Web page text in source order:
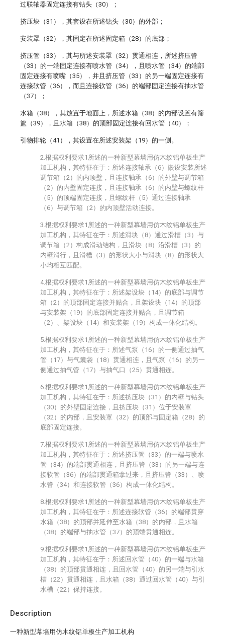
Description
一种新型幕墙用仿木纹铝单板生产加工机构
过联轴器固定连接有钻头（30）；
挤压块（31），其套设在所述钻头（30）的外部；
安装罩（32），其固定在所述固定箱（28）的底部；
挤压管（33），其与所述安装罩（32）贯通相连，所述挤压管
（33）的一端固定连接有喷水管（34），且喷水管（34）的端部
固定连接有喷嘴（35），并且挤压管（33）的另一端固定连接有
连接软管（36），而且连接软管（36）的端部固定连接有抽水管
（37）；
水箱（38），其放置于地面上，所述水箱（38）的内部设置有筛
篮（39），且水箱（38）的顶部固定连接有回水管（40）；
引物排轮（41），其设置在所述安装架（19）的一侧。
2.根据权利要求1所述的一种新型幕墙用仿木纹铝单板生产
加工机构，其特征在于：所述连接轴承（6）嵌设安装所述
调节箱（2）的内顶壁，且连接轴承（6）的外壁与调节箱
（2）的内壁固定连接，且连接轴承（6）的内壁与螺纹杆
（5）的顶端固定连接，且螺纹杆（5）通过连接轴承
（6）与调节箱（2）的内顶壁活动连接。
3.根据权利要求1所述的一种新型幕墙用仿木纹铝单板生产
加工机构，其特征在于：所述滑块（8）通过滑槽（3）与
调节箱（2）构成滑动结构，且滑块（8）沿滑槽（3）的
内壁滑行，且滑槽（3）的形状大小与滑块（8）的形状大
小均相互匹配。
4.根据权利要求1所述的一种新型幕墙用仿木纹铝单板生产
加工机构，其特征在于：所述架设块（14）的底部与调节
箱（2）的顶部固定连接并贴合，且架设块（14）的顶部
与安装架（19）的底部固定连接并贴合，且调节箱
（2）、架设块（14）和安装架（19）构成一体化结构。
5.根据权利要求1所述的一种新型幕墙用仿木纹铝单板生产
加工机构，其特征在于：所述气泵（16）的一侧通过抽气
管（17）与气囊袋（18）贯通相连，且气泵（16）的另一
侧通过抽气管（17）与抽气口（25）贯通相连。
6.根据权利要求1所述的一种新型幕墙用仿木纹铝单板生产
加工机构，其特征在于：所述挤压块（31）的内壁与钻头
（30）的外壁固定连接，且挤压块（31）位于安装罩
（32）的内部，且安装罩（32）的顶部与固定箱（28）的
底部固定连接。
7.根据权利要求1所述的一种新型幕墙用仿木纹铝单板生产
加工机构，其特征在于：所述挤压管（33）的一端与喷水
管（34）的端部贯通相连，且挤压管（33）的另一端与连
接软管（36）的端部贯通箱拿过来，且挤压管（33）、喷
水管（34）和连接软管（36）构成一体化结构。
8.根据权利要求1所述的一种新型幕墙用仿木纹铝单板生产
加工机构，其特征在于：所述连接软管（36）的端部贯穿
水箱（38）的顶部并延伸至水箱（38）的内部，且水箱
（38）的端部与抽水管（37）的顶端贯通相连。
9.根据权利要求1所述的一种新型幕墙用仿木纹铝单板生产
加工机构，其特征在于：所述回水管（40）的一端与水箱
（38）的顶部贯通相连，且回水管（40）的另一端与引水
槽（22）贯通相连，且水箱（38）通过回水管（40）与引
水槽（22）保持连接。